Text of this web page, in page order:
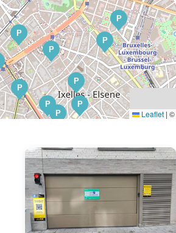
P
P
P
P
P
P
P
P
P
P
P
P
P
Leaflet | ©